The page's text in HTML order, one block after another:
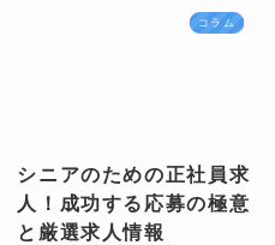
コラム
シニアのための正社員求
人！成功する応募の極意
と厳選求人情報